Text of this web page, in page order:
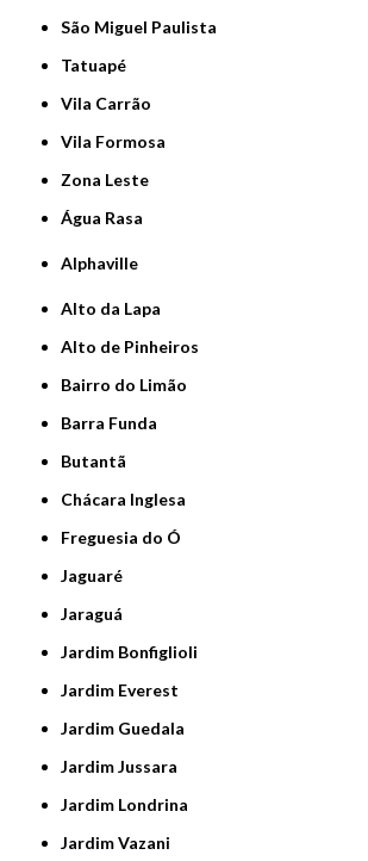
São Miguel Paulista
Tatuapé
Vila Carrão
Vila Formosa
Zona Leste
Água Rasa
Alphaville
Alto da Lapa
Alto de Pinheiros
Bairro do Limão
Barra Funda
Butantã
Chácara Inglesa
Freguesia do Ó
Jaguaré
Jaraguá
Jardim Bonfiglioli
Jardim Everest
Jardim Guedala
Jardim Jussara
Jardim Londrina
Jardim Vazani